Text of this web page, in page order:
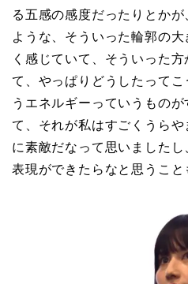
る五感の感度だったりとか
ような、そういった輪郭の
く感じていて、そういった
て、やっぱりどうしたってこ
うエネルギーっていうもの
て、それが私はすごくうら
に素敵だなって思いました
表現ができたらなと思うこと